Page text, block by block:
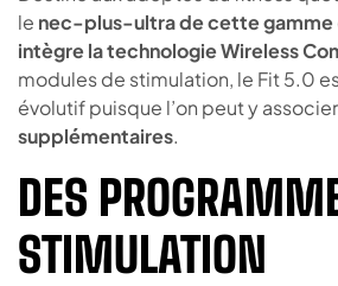
le nec-plus-ultra de cette gamme
intègre la technologie Wireless
modules de stimulation, le Fit 5.0
évolutif puisque l’on peut y associer
supplémentaires.
DES
STIMULATION